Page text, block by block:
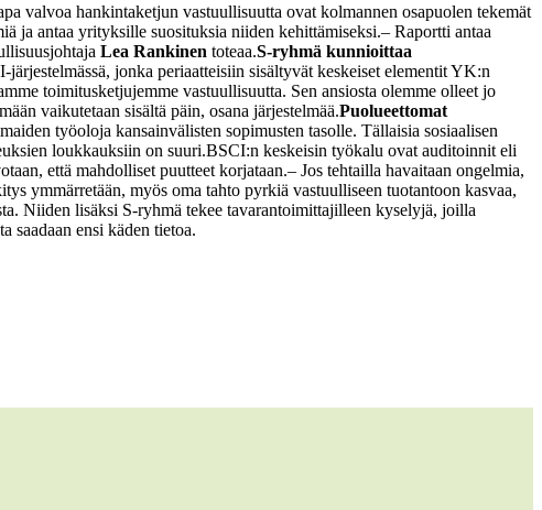
valvoa hankintaketjun vastuullisuutta ovat kolmannen osapuolen tekemät
ja antaa yrityksille suosituksia niiden kehittämiseksi.– Raportti antaa
Lea Rankinen toteaa.S-ryhmä kunnioittaa
jonka periaatteisiin sisältyvät keskeiset elementit YK:n
toimitusketjujemme vastuullisuutta. Sen ansiosta olemme olleet jo
vaikutetaan sisältä päin, osana järjestelmää.Puolueettomat
työoloja kansainvälisten sopimusten tasolle. Tällaisia sosiaalisen
loukkauksiin on suuri.BSCI:n keskeisin työkalu ovat auditoinnit eli
että mahdolliset puutteet korjataan.– Jos tehtailla havaitaan ongelmia,
ymmärretään, myös oma tahto pyrkiä vastuulliseen tuotantoon kasvaa,
Niiden lisäksi S-ryhmä tekee tavarantoimittajilleen kyselyjä, joilla
saadaan ensi käden tietoa.